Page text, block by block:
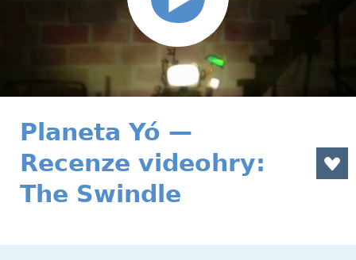
Planeta Yó —
Recenze videohry:
The Swindle